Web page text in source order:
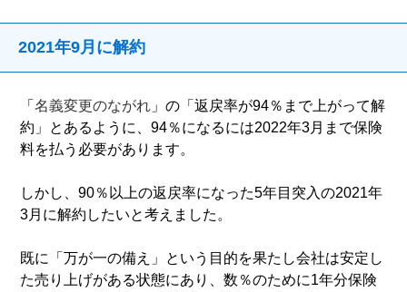
2021年9月に解約
「名義変更のながれ 」の「返戻率が94％まで上がって解
約」とあるように、94％になるには2022年3月まで保険
料を払う必要があります。
しかし、90％以上の返戻率になった5年目突入の2021年
3月に解約したいと考えました。
既に「万が一の備え」という目的を果たし会社は安定し
た売り上げがある状態にあり、数％のために1年分保険